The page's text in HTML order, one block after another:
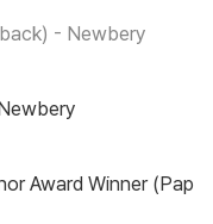
- Newbery
Award Winner (Pap